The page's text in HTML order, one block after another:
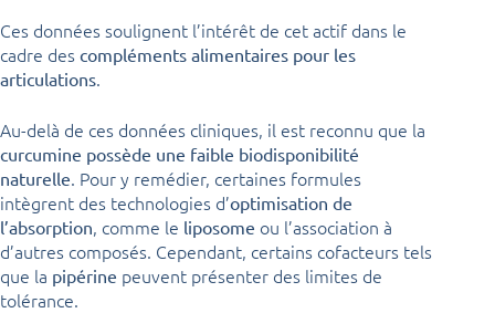
Ces données soulignent l’intérêt de cet actif dans le
cadre des compléments alimentaires pour les
articulations.
Au-delà de ces données cliniques, il est reconnu que la
curcumine possède une faible biodisponibilité
naturelle. Pour y remédier, certaines formules
intègrent des technologies d’optimisation de
l’absorption, comme le liposome ou l’association à
d’autres composés. Cependant, certains cofacteurs tels
que la pipérine peuvent présenter des limites de
tolérance.